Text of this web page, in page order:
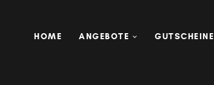
HOME ANGEBOTE GUTSCHEINE